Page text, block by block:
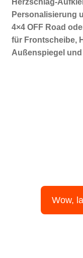
Herzschlag-
Personalisierung
4×4 OFF Road
für Frontscheibe,
Außenspiegel
Wow,